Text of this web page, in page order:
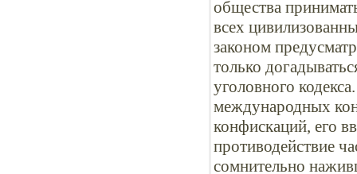
общества
всех
законом
только
уголовного
международных
конфискаций, его
противодействие
сомнительно